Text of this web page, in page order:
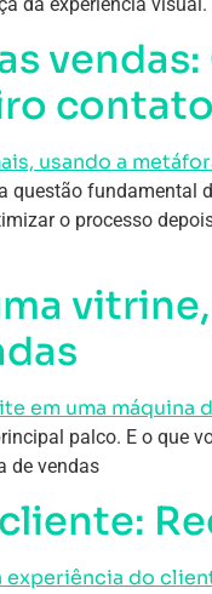
contato
questão fundamental
o processo
palco. E o que
de vendas